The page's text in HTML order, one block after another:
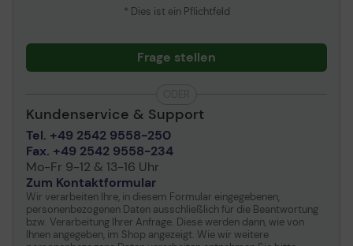
* Dies ist ein Pflichtfeld
Frage stellen
Kundenservice & Support
Tel. +49 2542 9558-250
Fax. +49 2542 9558-234
Mo-Fr 9-12 & 13-16 Uhr
Zum Kontaktformular
Wir verarbeiten Ihre, in diesem Formular eingegebenen,
personenbezogenen Daten ausschließlich für die Beantwortung
bzw. Verarbeitung Ihrer Anfrage. Diese werden dann, wie von
Ihnen angegeben, im Shop angezeigt. Wie wir weitere